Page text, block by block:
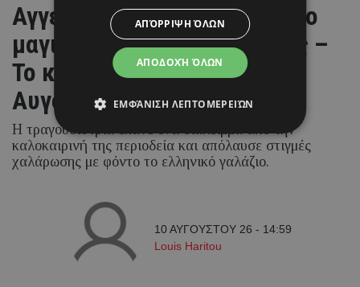
Αγγελική Ηλιάδη: Με κίτρινο
μαγιό σε πολυτελές σκάφος –
Το κομψό στιγμιότυπο του
Αυγούστου
Η τραγουδίστρια έκανε ένα διάλειμμα από την
καλοκαιρινή της περιοδεία και απόλαυσε στιγμές
χαλάρωσης με φόντο το ελληνικό γαλάζιο.
10 ΑΥΓΟΥΣΤΟΥ 26 - 14:59
Louis Haritou
ΑΠΟΔΟΧΉ ΌΛΩΝ
ΑΠΌΡΡΙΨΗ ΌΛΩΝ
ΕΜΦΆΝΙΣΗ ΛΕΠΤΟΜΕΡΕΙΏΝ